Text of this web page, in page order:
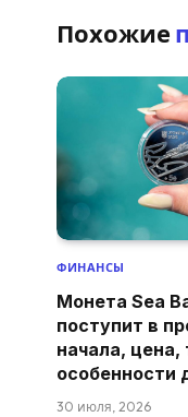
Похожие
ФИНАНСЫ
Монета Sea
поступит в
начала, цена,
особенности
30 июля, 2026